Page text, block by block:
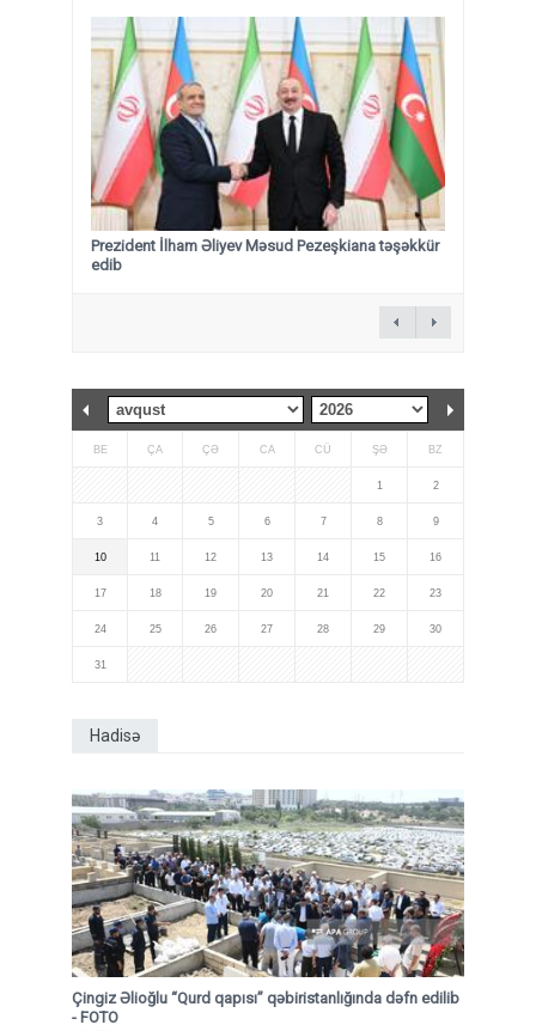
Prezident İlham Əliyev Məsud Pezeşkiana təşəkkür
edib
BE ÇA ÇƏ CA CÜ ŞƏ BZ
1 2
3 4 5 6 7 8 9
10 11 12 13 14 15 16
17 18 19 20 21 22 23
24 25 26 27 28 29 30
31
Hadisə
Çingiz Əlioğlu “Qurd qapısı” qəbiristanlığında dəfn edilib
- FOTO